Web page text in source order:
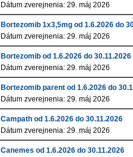
Dátum zverejnenia: 29. máj 2026
Bortezomib 1x3,5mg od 1.6.2026 do
Dátum zverejnenia: 29. máj 2026
Bortezomib od 1.6.2026 do 30.11.2026
Dátum zverejnenia: 29. máj 2026
Bortezomib parent od 1.6.2026 do
Dátum zverejnenia: 29. máj 2026
Campath od 1.6.2026 do 30.11.2026
Dátum zverejnenia: 29. máj 2026
Canemes od 1.6.2026 do 30.11.2026